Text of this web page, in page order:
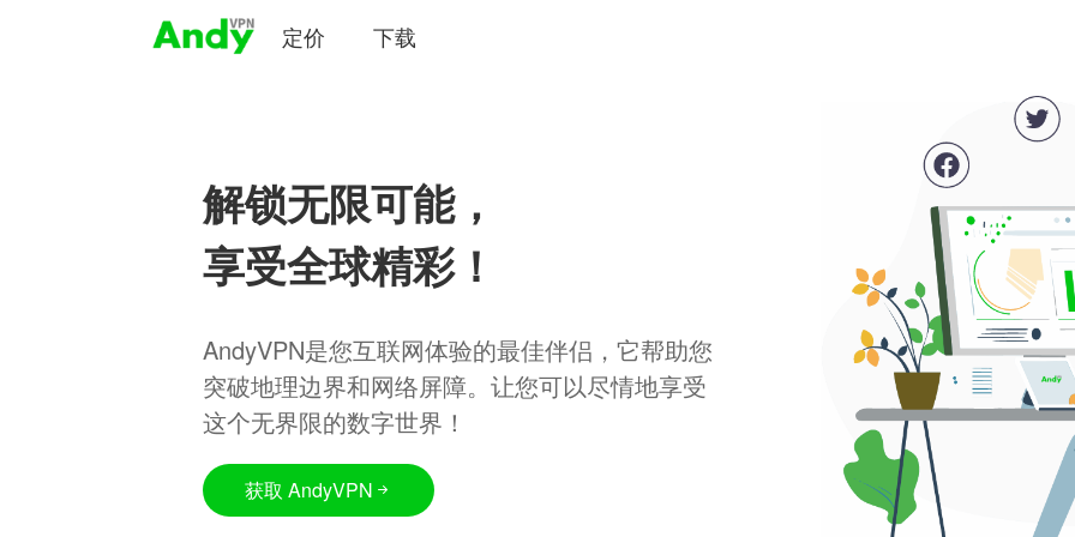
定价 下载
解锁无限可能，
享受全球精彩！
AndyVPN是您互联网体验的最佳伴侣，它帮助您
突破地理边界和网络屏障。让您可以尽情地享受
这个无界限的数字世界！
获取 AndyVPN